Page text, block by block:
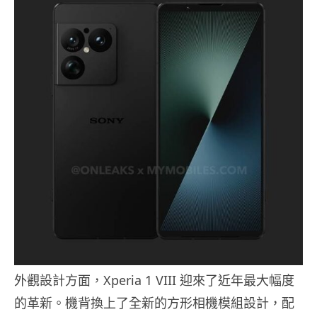
外觀設計方面，Xperia 1 VIII 迎來了近年最大幅度
的革新。機背換上了全新的方形相機模組設計，配